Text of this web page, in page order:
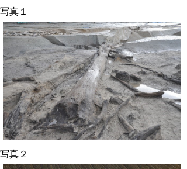
写真１
写真２